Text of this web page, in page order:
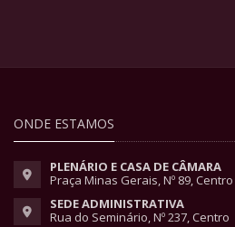
ONDE ESTAMOS
PLENÁRIO E CASA DE CÂMARA
Praça Minas Gerais, Nº 89, Centro
SEDE ADMINISTRATIVA
Rua do Seminário, Nº 237, Centro